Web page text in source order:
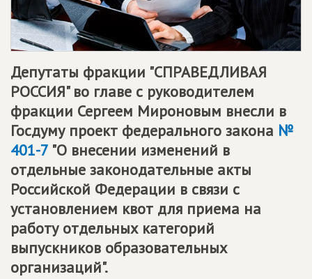
Депутаты фракции "СПРАВЕДЛИВАЯ
РОССИЯ" во главе с руководителем
фракции Сергеем Мироновым внесли в
Госдуму проект федерального закона №
401-7 "О внесении изменений в
отдельные законодательные акты
Российской Федерации в связи с
установлением квот для приема на
работу отдельных категорий
выпускников образовательных
организаций".